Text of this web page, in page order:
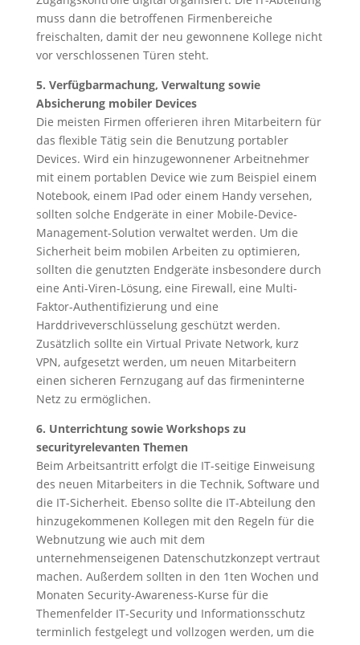
muss dann die betroffenen Firmenbereiche
freischalten, damit der neu gewonnene Kollege nicht
vor verschlossenen Türen steht.
5. Verfügbarmachung, Verwaltung sowie
Absicherung mobiler Devices
Die meisten Firmen offerieren ihren Mitarbeitern für
das flexible Tätig sein die Benutzung portabler
Devices. Wird ein hinzugewonnener Arbeitnehmer
mit einem portablen Device wie zum Beispiel einem
Notebook, einem IPad oder einem Handy versehen,
sollten solche Endgeräte in einer Mobile-Device-
Management-Solution verwaltet werden. Um die
Sicherheit beim mobilen Arbeiten zu optimieren,
sollten die genutzten Endgeräte insbesondere durch
eine Anti-Viren-Lösung, eine Firewall, eine Multi-
Faktor-Authentifizierung und eine
Harddriveverschlüsselung geschützt werden.
Zusätzlich sollte ein Virtual Private Network, kurz
VPN, aufgesetzt werden, um neuen Mitarbeitern
einen sicheren Fernzugang auf das firmeninterne
Netz zu ermöglichen.
6. Unterrichtung sowie Workshops zu
securityrelevanten Themen
Beim Arbeitsantritt erfolgt die IT-seitige Einweisung
des neuen Mitarbeiters in die Technik, Software und
die IT-Sicherheit. Ebenso sollte die IT-Abteilung den
hinzugekommenen Kollegen mit den Regeln für die
Webnutzung wie auch mit dem
unternehmenseigenen Datenschutzkonzept vertraut
machen. Außerdem sollten in den 1ten Wochen und
Monaten Security-Awareness-Kurse für die
Themenfelder IT-Security und Informationsschutz
terminlich festgelegt und vollzogen werden, um die